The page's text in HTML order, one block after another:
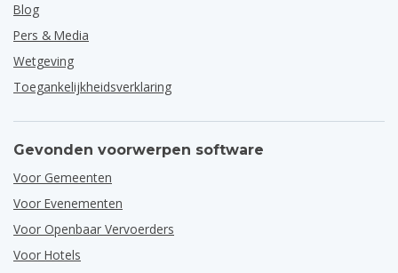
Blog
Pers & Media
Wetgeving
Toegankelijkheidsverklaring
Gevonden voorwerpen software
Voor Gemeenten
Voor Evenementen
Voor Openbaar Vervoerders
Voor Hotels